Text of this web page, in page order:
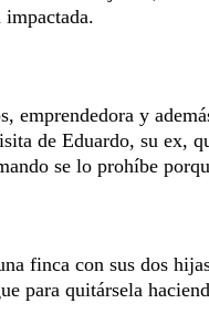
emprendedora y
de Eduardo, su ex,
se lo prohíbe
finca con sus dos
para quitársela